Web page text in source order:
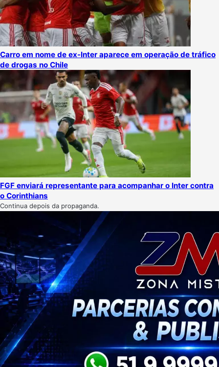
Carro em nome de ex-Inter aparece em operação de tráfico
de drogas no Chile
FGF enviará representante para acompanhar o Inter contra
o Corinthians
Continua depois da propaganda.